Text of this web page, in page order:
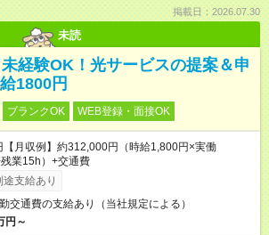
掲載日：2026.07.30
未読
経験OK！光サービスの提案＆申
1800円
ブランクOK WEB登録・面接OK
【月収例】約312,000円（時給1,800円×実働
業15h）+交通費
支給あり
交通費の支給あり（当社規定による）
円～